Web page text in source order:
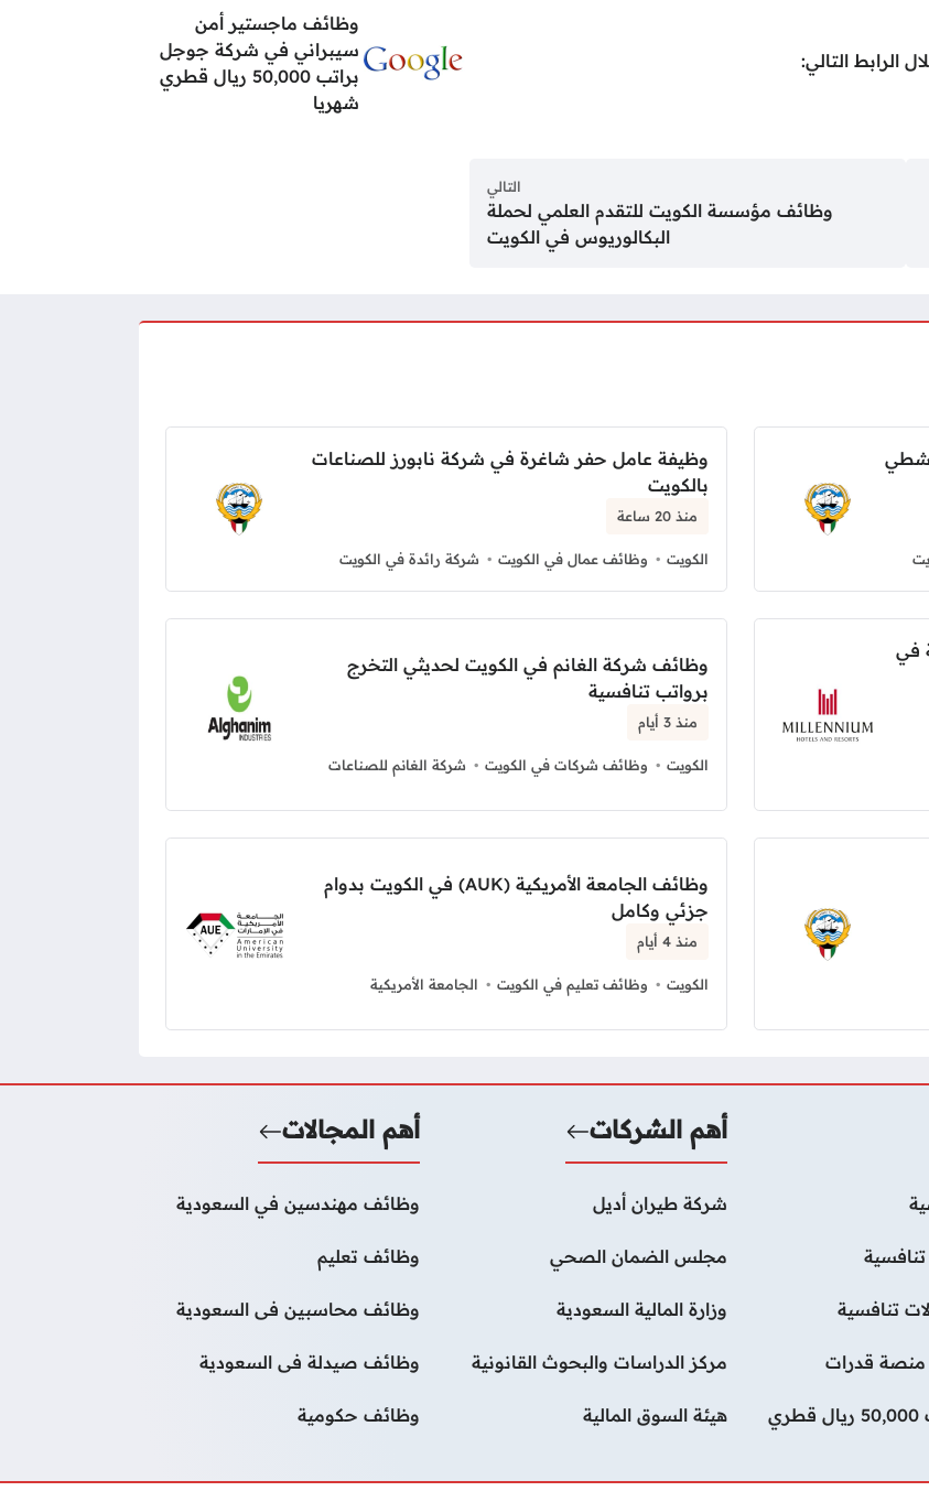
وظائف ماجستير أمن
سيبراني في شركة جوجل
براتب 50,000 ريال قطري
شهريا
الرابط التالي:
التالي
وظائف مؤسسة الكويت للتقدم العلمي لحملة
البكالوريوس في الكويت
وظيفة عامل حفر شاغرة في شركة نابورز للصناعات
بالكويت
منذ 20 ساعة
الكويت وظائف عمال في الكويت شركة رائدة في الكويت
في
وظائف شركة الغانم في الكويت لحديثي التخرج
برواتب تنافسية
منذ 3 أيام
الكويت وظائف شركات في الكويت شركة الغانم للصناعات
وظائف الجامعة الأمريكية (AUK) في الكويت بدوام
جزئي وكامل
منذ 4 أيام
الكويت وظائف تعليم في الكويت الجامعة الأمريكية
تنافسية
منصة قدرات
وظائف ماجستير أمن سيبراني في شركة جوجل براتب 50,000 ريال قطري
أهم الشركات
شركة طيران أديل
مجلس الضمان الصحي
وزارة المالية السعودية
مركز الدراسات والبحوث القانونية
هيئة السوق المالية
أهم المجالات
وظائف مهندسين في السعودية
وظائف تعليم
وظائف محاسبين فى السعودية
وظائف صيدلة فى السعودية
وظائف حكومية